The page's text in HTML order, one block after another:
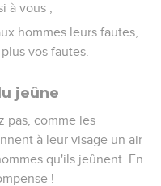
à vous ;
hommes leurs fautes,
vos fautes.
jeûne
pas, comme les
à leur visage un air
qu'ils jeûnent. En
!